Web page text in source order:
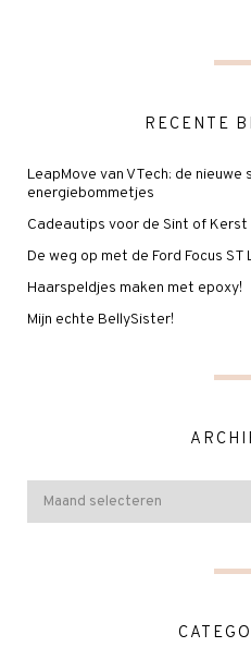
RECENTE
LeapMove van VTech: de
energiebommetjes
Cadeautips voor de Sint of Kerst
De weg op met de Ford Focus ST
Haarspeldjes maken met epoxy!
Mijn echte BellySister!